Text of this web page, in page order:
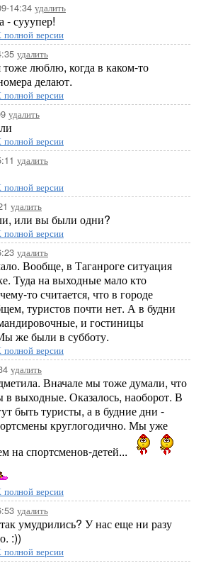
14:34 удалить
- сууупер!
полной версии
удалить
тоже люблю, когда в каком-то
делают.
полной версии
удалить
полной версии
удалить
полной версии
удалить
или вы были одни?
полной версии
удалить
Вообще, в Таганроге ситуация
Туда на выходные мало кто
то считается, что в городе
туристов почти нет. А в будни
и гостиницы
же были в субботу.
полной версии
удалить
Вначале мы тоже думали, что
выходные. Оказалось, наоборот. В
быть туристы, а в будние дни -
круглогодично. Мы уже
на спортсменов-детей...
полной версии
удалить
умудрились? У нас еще ни разу
:))
полной версии